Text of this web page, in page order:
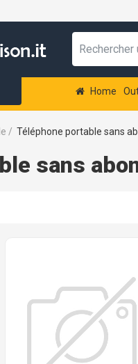
Home
/ Téléphone portable sans
sans